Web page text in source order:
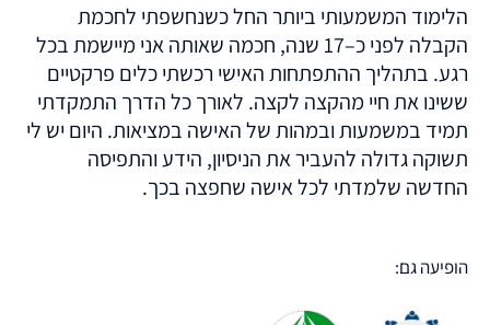
הלימוד המשמעותי ביותר החל כשנחשפתי לחכמת
הקבלה לפני כ–17 שנה, חכמה שאותה אני מיישמת בכל
רגע. בתהליך ההתפתחות האישי רכשתי כלים פרקטיים
ששינו את חיי מהקצה לקצה. לאורך כל הדרך התמקדתי
תמיד במשמעות ובמהות של האישה במציאות. היום יש לי
תשוקה גדולה להעביר את הניסיון, הידע והתפיסה
החדשה שלמדתי לכל אישה שחפצה בכך.
הופיעה גם: